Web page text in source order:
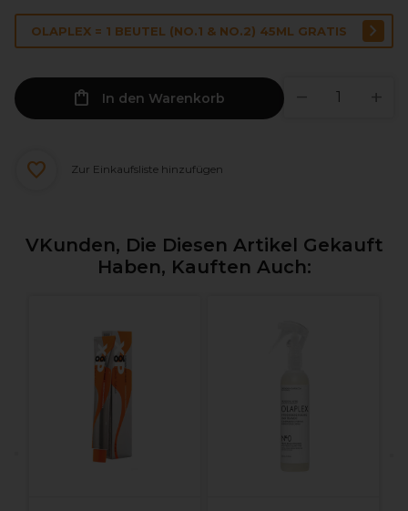
OLAPLEX = 1 BEUTEL (NO.1 & NO.2) 45ML GRATIS
In den Warenkorb
Zur Einkaufsliste hinzufügen
VKunden, Die Diesen Artikel Gekauft
Haben, Kauften Auch: